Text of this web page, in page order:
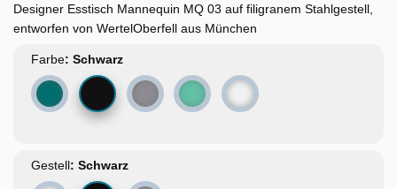
Designer Esstisch Mannequin MQ 03 auf filigranem Stahlgestell,
entworfen von WertelOberfell aus München
Farbe
Türkis
Schwarz
Grau
Mintgrün Weiß
Gestell